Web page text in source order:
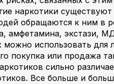
наркотики
обращаются к ним в
амфетамина, экстази,
использовать для
покупка или продажа
сильно
Все больше и